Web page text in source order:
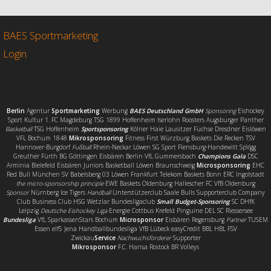
o
k
r
BAES Sportmarketing
Login
Berlin Agentur Sportmarketing Werbung BAES Deutschland GmbH SponsoringEishockey
Sport Kultur 1. FC Magdeburg TSG 1899 Hoffenheim Iserlohn Roosters Augsburger Panther
BasketballTSG Hoffenheim SportsponsoringKölner Haie Lausitzer Füchse Dresdner Eislöwen
VFL Bochum 1848 Mikrosponsoring Fitness First Würzburg Baskets Die Recken TSV
Hannover-Burgdorf FußballRhein-Neckar Löwen SG Sport Flensburg-Handewitt SpVgg
Greuther Fürth BG Göttingen Eisbären Berlin VfL Gummersbach Champions GalaDSC
Arminia Bielefeld Eisbären Juniors Basketball Löwen Braunschweig Microsponsoring EHC
Red Bull München SV Babelsberg 03 Löwen Frankfurt Telekom Baskets Bonn ERC Ingolstadt
the micro-sponsorship principleEWE Baskets Oldenburg Hallescher FC VfB Oldenburg
SponsorNürnberg Ice Tigers HandballUnterstützerclub Saale Bulls Supporterclub Company
Club Business Club HSG Wetzlar Bundesligaclub Small Budget-SponsoringSC DHfK
Leipzig Deutsche Eishockey LigaEnergie Cottbus Krefeld Pinguine DEL SC Riessersee
Bundesliga VfL SparkassenStars Bochum MicrosponsorEisbären Regensburg PartnerTUSEM
Essen elf5 Jena Handballbundesliga VfB Lübeck easyCredit BBL HBL FSV
ZwickauService NachwuchsfördererSupporter
MikrosponsorF.C. Hansa Rostock BR Volleys